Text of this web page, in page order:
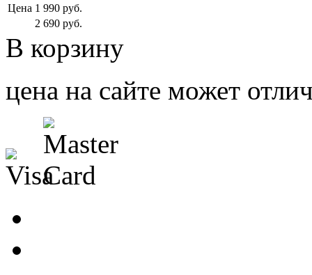
Цена 1 990 руб.
2 690 руб.
В корзину
цена на сайте может